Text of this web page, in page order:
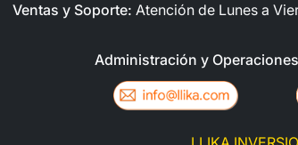
Ventas y Soporte: Atención de Lunes a
Administración y